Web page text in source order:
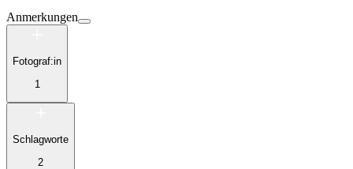
Anmerkungen
Fotograf:in
1
Schlagworte
2